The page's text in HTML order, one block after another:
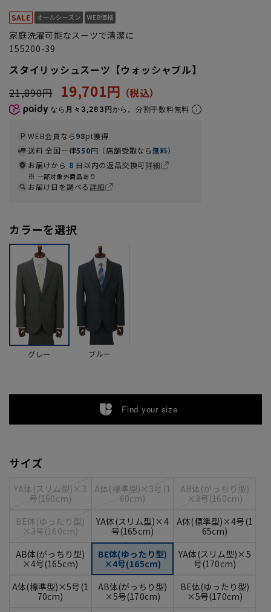
家庭洗濯可能なスーツで清潔に
155200-39
スタイリッシュスーツ【ウォッシャブル】
21,890円
19,701円
なら 月々3,283円から。分割手数料無料
WEB会員なら98pt獲得
送料 全国一律550円（店舗受取なら無料）
お届けから 8 日以内の返品交換可詳細
一部対象外商品あり
お届け日を調べる詳細
カラーを選択
グレー ブルー
Find your size
サイズ
YA体(スリム型)×3
号(160cm)
A体(標準型)×3号(1
60cm)
AB体(がっちり型)
×3号(160cm)
BE体(ゆったり型)
×3号(160cm)
YA体(スリム型)×4
号(165cm)
A体(標準型)×4号(1
65cm)
AB体(がっちり型)
×4号(165cm)
BE体(ゆったり型)
×4号(165cm)
YA体(スリム型)×5
号(170cm)
A体(標準型)×5号(1
70cm)
AB体(がっちり型)
×5号(170cm)
BE体(ゆったり型)
×5号(170cm)